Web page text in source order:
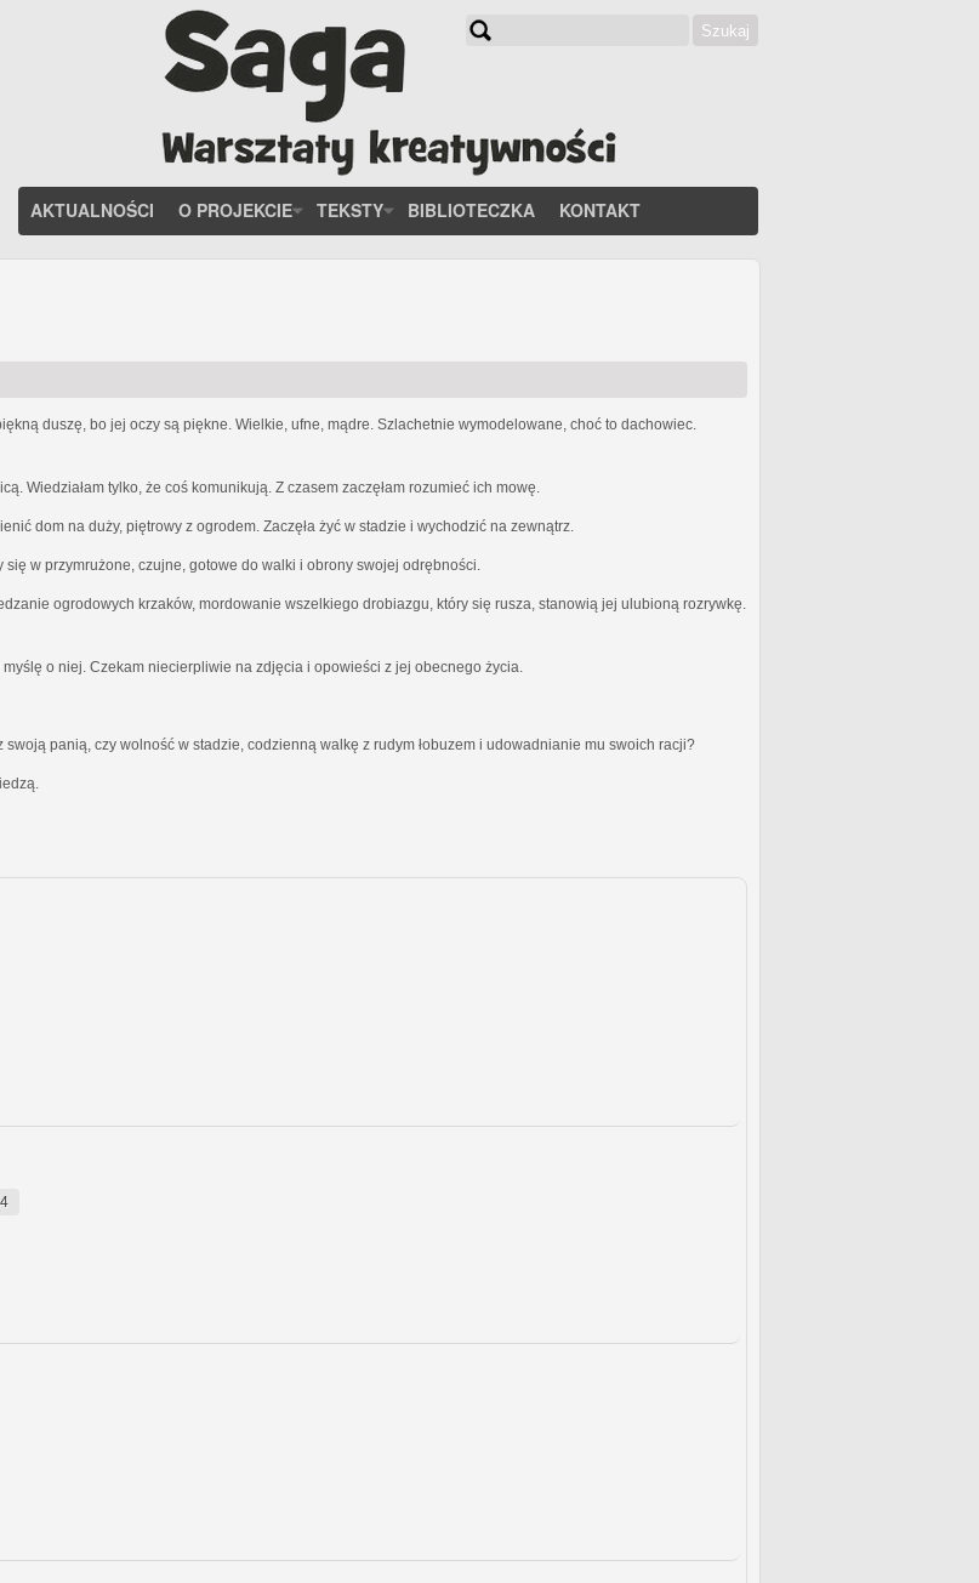
Szukaj
AKTUALNOŚCI O PROJEKCIE TEKSTY BIBLIOTECZKA KONTAKT
duszę, bo jej oczy są piękne. Wielkie, ufne, mądre. Szlachetnie wymodelowane, choć to dachowiec.
Wiedziałam tylko, że coś komunikują. Z czasem zaczęłam rozumieć ich mowę.
dom na duży, piętrowy z ogrodem. Zaczęła żyć w stadzie i wychodzić na zewnątrz.
się w przymrużone, czujne, gotowe do walki i obrony swojej odrębności.
ogrodowych krzaków, mordowanie wszelkiego drobiazgu, który się rusza, stanowią jej ulubioną rozrywkę.
o niej. Czekam niecierpliwie na zdjęcia i opowieści z jej obecnego życia.
panią, czy wolność w stadzie, codzienną walkę z rudym łobuzem i udowadnianie mu swoich racji?